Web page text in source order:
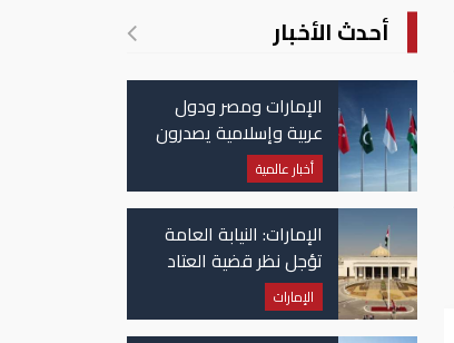
أحدث الأخبار
الإمارات ومصر ودول
عربية وإسلامية يصدرون
بيانا مشتركا بشأن
الانتهاكات الإسرائيلية
في غزة
أخبار عالمية
الإمارات: النيابة العامة
تؤجل نظر قضية العتاد
العسكري للسودان
الإمارات